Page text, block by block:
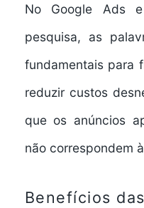
No Google Ads
pesquisa, as
fundamentais para
reduzir custos
que os anúncios
não correspondem
Benefícios